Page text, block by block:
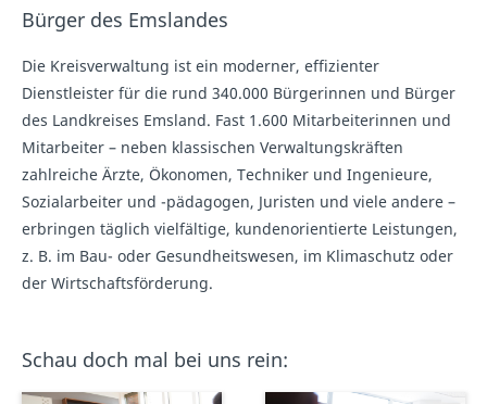
Bürger des Emslandes
Die Kreisverwaltung ist ein moderner, effizienter
Dienstleister für die rund 340.000 Bürgerinnen und Bürger
des Landkreises Emsland. Fast 1.600 Mitarbeiterinnen und
Mitarbeiter – neben klassischen Verwaltungskräften
zahlreiche Ärzte, Ökonomen, Techniker und Ingenieure,
Sozialarbeiter und -pädagogen, Juristen und viele andere –
erbringen täglich vielfältige, kundenorientierte Leistungen,
z. B. im Bau- oder Gesundheitswesen, im Klimaschutz oder
der Wirtschaftsförderung.
Schau doch mal bei uns rein: